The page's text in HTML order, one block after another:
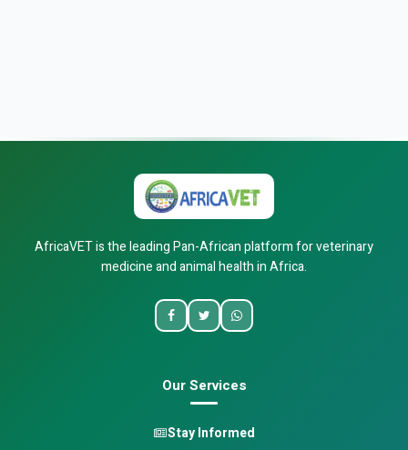
AfricaVET is the leading Pan-African platform for veterinary
medicine and animal health in Africa.
Our Services
Stay Informed